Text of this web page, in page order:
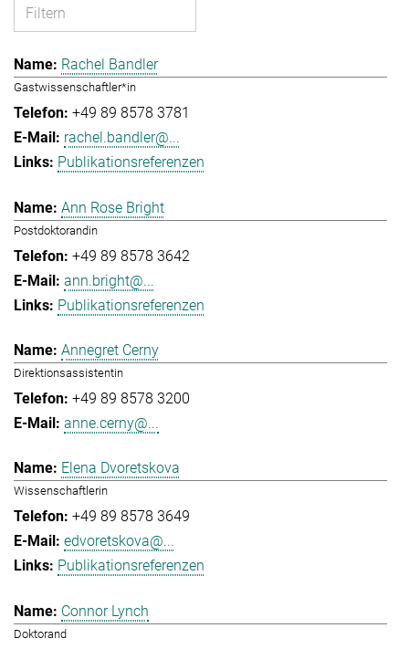
Rachel Bandler
Gastwissenschaftler*in
+49 89 8578 3781
rachel.bandler@...
Publikationsreferenzen
Ann Rose Bright
Postdoktorandin
+49 89 8578 3642
ann.bright@...
Publikationsreferenzen
Annegret Cerny
Direktionsassistentin
+49 89 8578 3200
anne.cerny@...
Elena Dvoretskova
Wissenschaftlerin
+49 89 8578 3649
edvoretskova@...
Publikationsreferenzen
Connor Lynch
Doktorand